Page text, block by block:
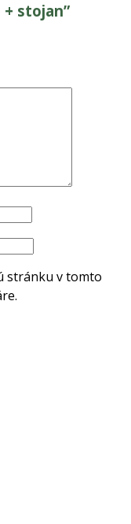
stojan”
stránku v tomto